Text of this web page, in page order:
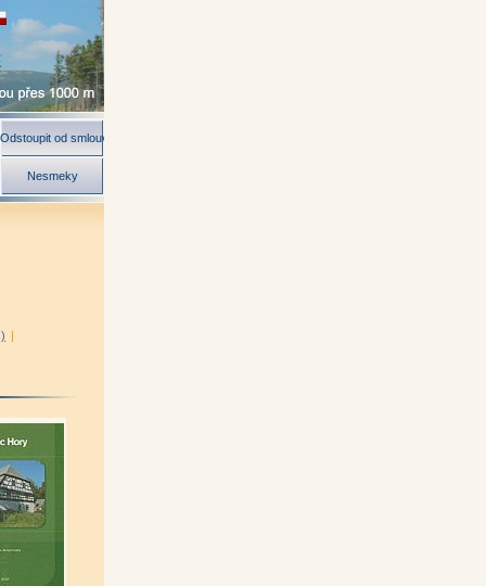
Odstoupit od smlouvy
Nesmeky
|
Jiskra)
Albrecht)
ČR|
nazývalo Conradsgrün - 1564-